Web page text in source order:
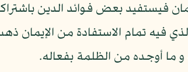
فيستفيد بعض فوائد الدين
فيه تمام الاستفادة من الإيمان
و ما أوجده من الظلمة بفعاله.